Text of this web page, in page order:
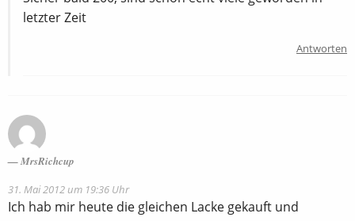
letzter Zeit
Antworten
MrsRichcup
31. Mai 2012 um 19:36 Uhr
Ich hab mir heute die gleichen Lacke gekauft und